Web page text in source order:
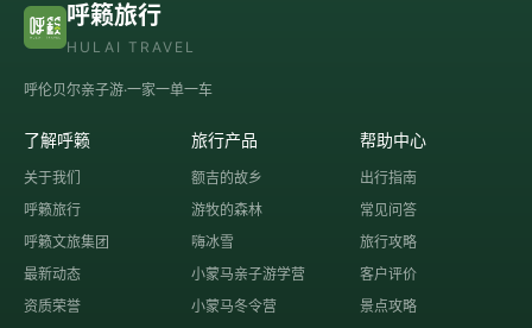
呼籁旅行
HULAI TRAVEL
呼伦贝尔亲子游·一家一单一车
了解呼籁
关于我们
呼籁旅行
呼籁文旅集团
最新动态
资质荣誉
旅行产品
额吉的故乡
游牧的森林
嗨冰雪
小蒙马亲子游学营
小蒙马冬令营
帮助中心
出行指南
常见问答
旅行攻略
客户评价
景点攻略